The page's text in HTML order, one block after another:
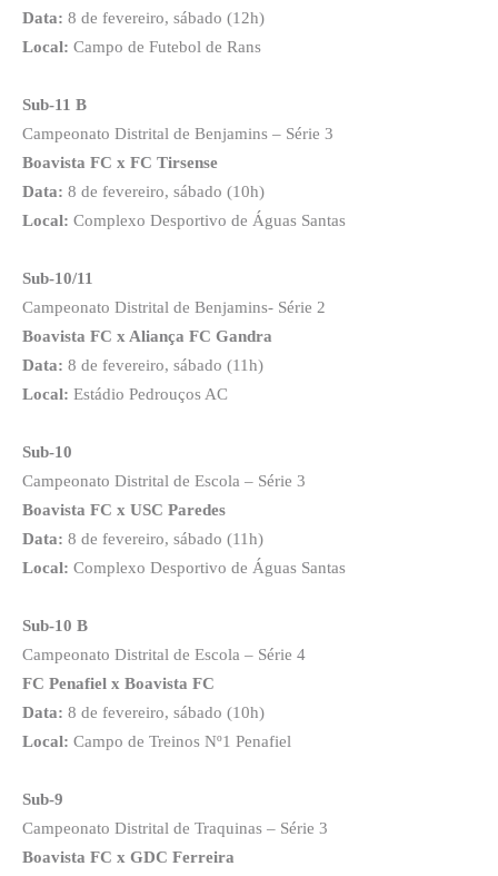
Data: 8 de fevereiro, sábado (12h)
Local: Campo de Futebol de Rans
Sub-11 B
Campeonato Distrital de Benjamins – Série 3
Boavista FC x FC Tirsense
Data: 8 de fevereiro, sábado (10h)
Local: Complexo Desportivo de Águas Santas
Sub-10/11
Campeonato Distrital de Benjamins- Série 2
Boavista FC x Aliança FC Gandra
Data: 8 de fevereiro, sábado (11h)
Local: Estádio Pedrouços AC
Sub-10
Campeonato Distrital de Escola – Série 3
Boavista FC x USC Paredes
Data: 8 de fevereiro, sábado (11h)
Local: Complexo Desportivo de Águas Santas
Sub-10 B
Campeonato Distrital de Escola – Série 4
FC Penafiel x Boavista FC
Data: 8 de fevereiro, sábado (10h)
Local: Campo de Treinos Nº1 Penafiel
Sub-9
Campeonato Distrital de Traquinas – Série 3
Boavista FC x GDC Ferreira